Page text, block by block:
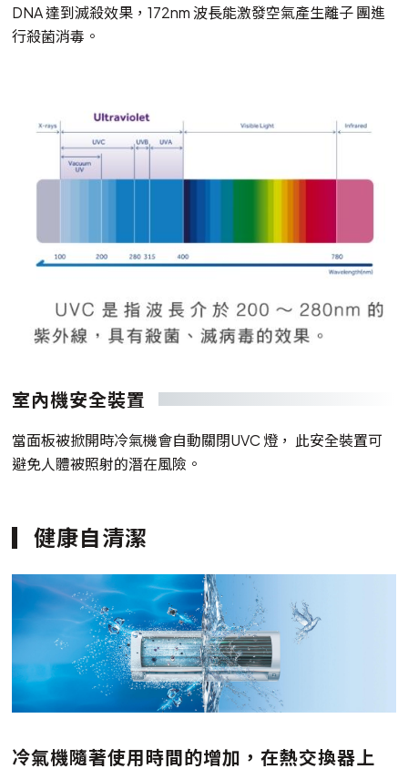
DNA 達到滅殺效果，172nm 波長能激發空氣產生離子 團進
行殺菌消毒。
室內機安全裝置
當面板被掀開時冷氣機會自動關閉UVC 燈， 此安全裝置可
避免人體被照射的潛在風險。
健康自清潔
冷氣機隨著使用時間的增加，在熱交換器上